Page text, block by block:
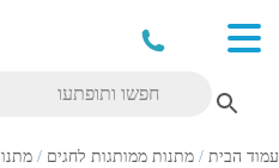
עמוד הבית / מתנות ממותגות לחגים /